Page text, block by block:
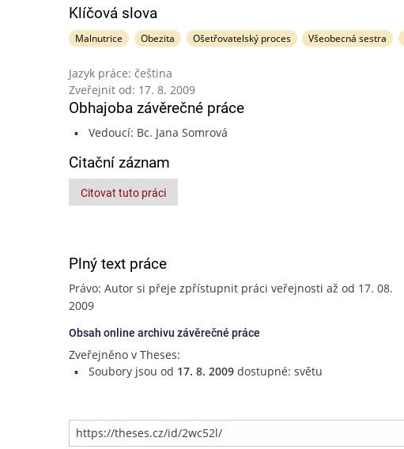
Klíčová slova
Malnutrice Obezita Ošetřovatelský proces Všeobecná sestra
Jazyk práce: čeština
Zveřejnit od: 17. 8. 2009
Obhajoba závěrečné práce
Vedoucí: Bc. Jana Somrová
Citační záznam
Citovat tuto práci
Plný text práce
Právo: Autor si přeje zpřístupnit práci veřejnosti až od 17. 08.
2009
Obsah online archivu závěrečné práce
Zveřejněno v Theses:
Soubory jsou od 17. 8. 2009dostupné: světu